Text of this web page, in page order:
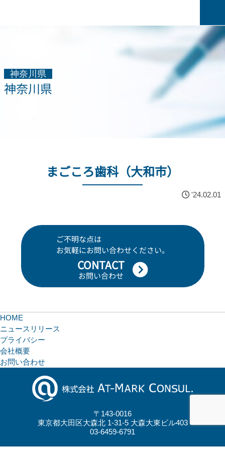
神奈川県
神奈川県
まごころ歯科（大和市）
'24.02.01
ご不明な点は
お気軽にお問い合わせください。
CONTACT
お問い合わせ
HOME
ニュースリリース
プライバシー
会社概要
お問い合わせ
〒143-0016
東京都大田区大森北 1-31-5 大森大東ビル403
03-6459-6791